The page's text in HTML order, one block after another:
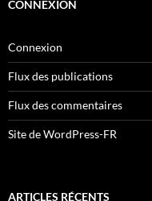
CONNEXION
Connexion
Flux des publications
Flux des commentaires
Site de WordPress-FR
ARTICLES RÉCENTS